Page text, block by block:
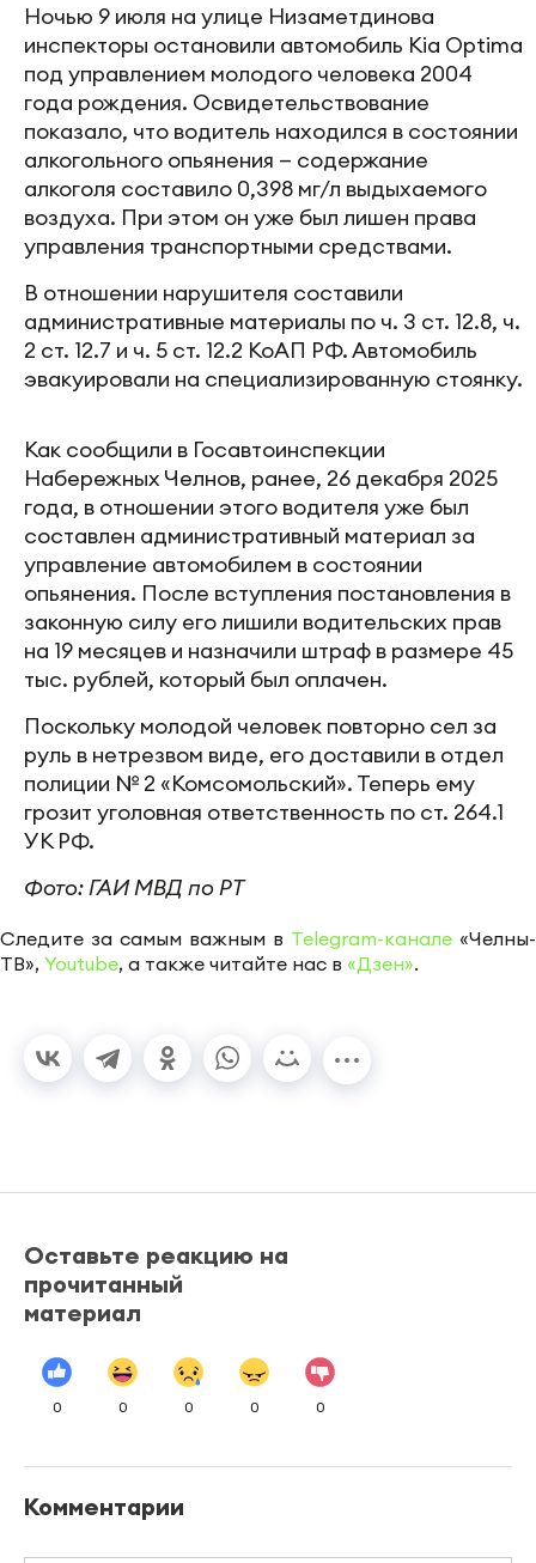
Ночью 9 июля на улице Низаметдинова
инспекторы остановили автомобиль Kia Optima
под управлением молодого человека 2004
года рождения. Освидетельствование
показало, что водитель находился в состоянии
алкогольного опьянения — содержание
алкоголя составило 0,398 мг/л выдыхаемого
воздуха. При этом он уже был лишен права
управления транспортными средствами.
В отношении нарушителя составили
административные материалы по ч. 3 ст. 12.8, ч.
2 ст. 12.7 и ч. 5 ст. 12.2 КоАП РФ. Автомобиль
эвакуировали на специализированную стоянку.
Как сообщили в Госавтоинспекции
Набережных Челнов, ранее, 26 декабря 2025
года, в отношении этого водителя уже был
составлен административный материал за
управление автомобилем в состоянии
опьянения. После вступления постановления в
законную силу его лишили водительских прав
на 19 месяцев и назначили штраф в размере 45
тыс. рублей, который был оплачен.
Поскольку молодой человек повторно сел за
руль в нетрезвом виде, его доставили в отдел
полиции № 2 «Комсомольский». Теперь ему
грозит уголовная ответственность по ст. 264.1
УК РФ.
Фото: ГАИ МВД по РТ
Следите за самым важным в Telegram-канале «Челны-
ТВ», Youtube, а также читайте нас в «Дзен».
Оставьте реакцию на
прочитанный
материал
0 0 0 0 0
Комментарии